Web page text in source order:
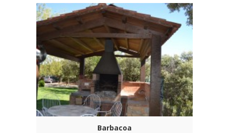
Barbacoa